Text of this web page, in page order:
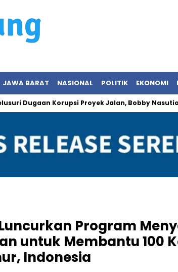
JAWA BARAT NASIONAL POLITIK EKONOMI
Korupsi Proyek Jalan, Bobby Nasution Bisa
Program
untuk Membantu 100
Indonesia